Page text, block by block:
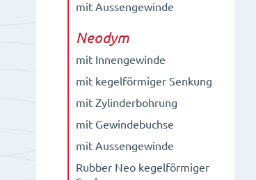
mit Aussengewinde
Neodym
mit Innengewinde
mit kegelförmiger Senkung
mit Zylinderbohrung
mit Gewindebuchse
mit Aussengewinde
Rubber Neo kegelförmiger